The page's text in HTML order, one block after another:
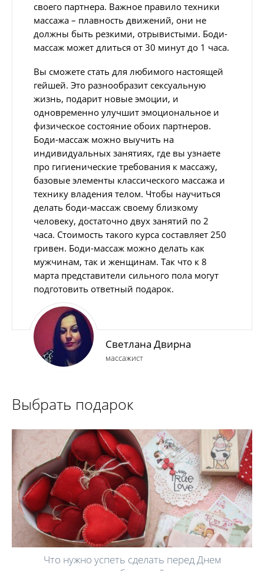
своего партнера. Важное правило техники
массажа – плавность движений, они не
должны быть резкими, отрывистыми. Боди-
массаж может длиться от 30 минут до 1 часа.
Вы сможете стать для любимого настоящей
гейшей. Это разнообразит сексуальную
жизнь, подарит новые эмоции, и
одновременно улучшит эмоциональное и
физическое состояние обоих партнеров.
Боди-массаж можно выучить на
индивидуальных занятиях, где вы узнаете
про гигиенические требования к массажу,
базовые элементы классического массажа и
технику владения телом. Чтобы научиться
делать боди-массаж своему близкому
человеку, достаточно двух занятий по 2
часа. Стоимость такого курса составляет 250
гривен. Боди-массаж можно делать как
мужчинам, так и женщинам. Так что к 8
марта представители сильного пола могут
подготовить ответный подарок.
Светлана Двирна
массажист
Выбрать подарок
Что нужно успеть сделать перед Днем